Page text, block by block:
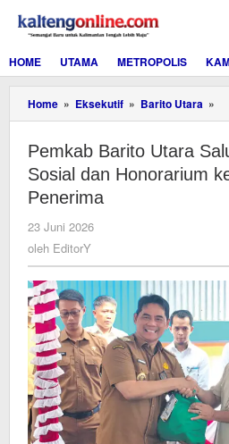
konten
HOME
UTAMA METROPOLIS
Home » Eksekutif » Barito Utara »
Pemkab Barito Utara
Sosial dan Honorarium
Penerima
23 Juni 2026
oleh EditorY